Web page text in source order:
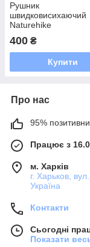
Рушник
швидковисихаючий
Naturehike
CNK2300SS010,
темно-синій
400 ₴
Купити
Про нас
95%
Працює з
м. Харків
г. Харьков,
Україна
Контакти
Сьогодні
Показати